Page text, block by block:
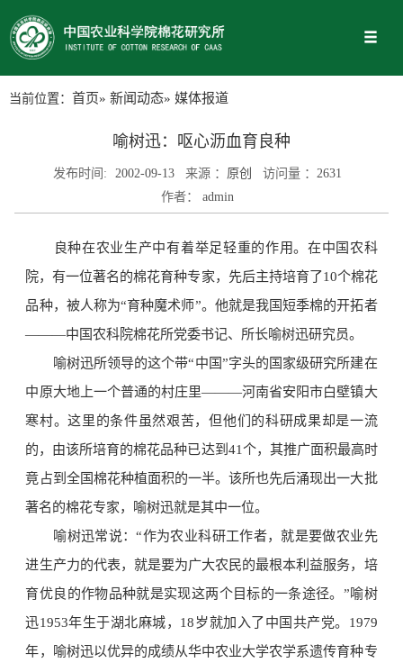
当前位置： 首页» 新闻动态» 媒体报道
喻树迅：呕心沥血育良种
发布时间: 2002-09-13 来源 ： 原创 访问量 ： 2631
作者：
admin
良种在农业生产中有着举足轻重的作用。在中国农科
院，有一位著名的棉花育种专家，先后主持培育了10个棉花
品种，被人称为“育种魔术师”。他就是我国短季棉的开拓者
———中国农科院棉花所党委书记、所长喻树迅研究员。
喻树迅所领导的这个带“中国”字头的国家级研究所建在
中原大地上一个普通的村庄里———河南省安阳市白壁镇大
寒村。这里的条件虽然艰苦，但他们的科研成果却是一流
的，由该所培育的棉花品种已达到41个，其推广面积最高时
竟占到全国棉花种植面积的一半。该所也先后涌现出一大批
著名的棉花专家，喻树迅就是其中一位。
喻树迅常说：“作为农业科研工作者，就是要做农业先
进生产力的代表，就是要为广大农民的最根本利益服务，培
育优良的作物品种就是实现这两个目标的一条途径。”喻树
迅1953年生于湖北麻城，18岁就加入了中国共产党。1979
年，喻树迅以优异的成绩从华中农业大学农学系遗传育种专